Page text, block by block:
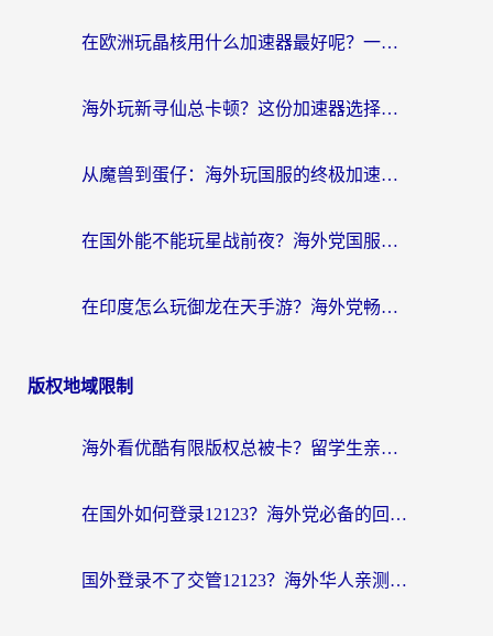
在欧洲玩晶核用什么加速器最好呢？一个老玩家的真心话
海外玩新寻仙总卡顿？这份加速器选择指南让你秒回国服流畅体验
从魔兽到蛋仔：海外玩国服的终极加速指南，找到你的专属高速通道
在国外能不能玩星战前夜？海外党国服游戏不卡顿的秘密武器在这里
在印度怎么玩御龙在天手游？海外党畅玩国服的终极生存指南
版权地域限制
海外看优酷有限版权总被卡？留学生亲测有效的回国加速器选择指南
在国外如何登录12123？海外党必备的回国加速实用指南
国外登录不了交管12123？海外华人亲测有效的回国加速器选择指南